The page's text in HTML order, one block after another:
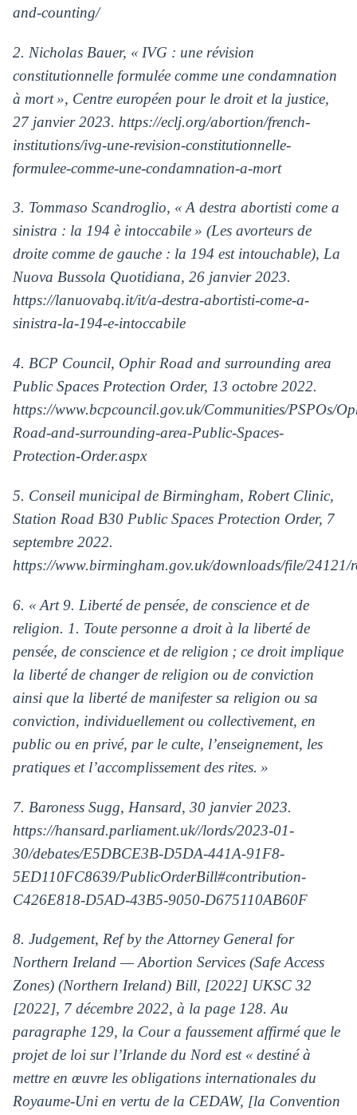
and-counting/
2. Nicholas Bauer, « IVG : une révision
constitutionnelle formulée comme une condamnation
à mort », Centre européen pour le droit et la justice,
27 janvier 2023. https://eclj.org/abortion/french-
institutions/ivg-une-revision-constitutionnelle-
formulee-comme-une-condamnation-a-mort
3. Tommaso Scandroglio, « A destra abortisti come a
sinistra : la 194 è intoccabile » (Les avorteurs de
droite comme de gauche : la 194 est intouchable), La
Nuova Bussola Quotidiana, 26 janvier 2023.
https://lanuovabq.it/it/a-destra-abortisti-come-a-
sinistra-la-194-e-intoccabile
4. BCP Council, Ophir Road and surrounding area
Public Spaces Protection Order, 13 octobre 2022.
https://www.bcpcouncil.gov.uk/Communities/PSPOs/
Road-and-surrounding-area-Public-Spaces-
Protection-Order.aspx
5. Conseil municipal de Birmingham, Robert Clinic,
Station Road B30 Public Spaces Protection Order, 7
septembre 2022.
https://www.birmingham.gov.uk/downloads/file/
6. « Art 9. Liberté de pensée, de conscience et de
religion. 1. Toute personne a droit à la liberté de
pensée, de conscience et de religion ; ce droit implique
la liberté de changer de religion ou de conviction
ainsi que la liberté de manifester sa religion ou sa
conviction, individuellement ou collectivement, en
public ou en privé, par le culte, l’enseignement, les
pratiques et l’accomplissement des rites. »
7. Baroness Sugg, Hansard, 30 janvier 2023.
https://hansard.parliament.uk//lords/2023-01-
30/debates/E5DBCE3B-D5DA-441A-91F8-
5ED110FC8639/PublicOrderBill#contribution-
C426E818-D5AD-43B5-9050-D675110AB60F
8. Judgement, Ref by the Attorney General for
Northern Ireland — Abortion Services (Safe Access
Zones) (Northern Ireland) Bill, [2022] UKSC 32
[2022], 7 décembre 2022, à la page 128. Au
paragraphe 129, la Cour a faussement affirmé que le
projet de loi sur l’Irlande du Nord est « destiné à
mettre en œuvre les obligations internationales du
Royaume-Uni en vertu de la CEDAW, [la Convention